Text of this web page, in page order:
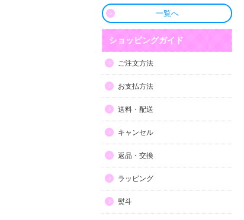
良かったです
商品も直ぐに届き、一つづづ丁寧に梱
まりのビンゴで利用しましたが、みん
な喜んでもらえました。
利用しやすい
目録景品をよく利用しています。豪華
す。手配が早いので便利です。
一覧へ
ショッピングガイド
ご注文方法
お支払方法
送料・配送
キャンセル
返品・交換
ラッピング
熨斗